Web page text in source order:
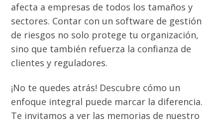
afecta a empresas de todos los tamaños y
sectores. Contar con un software de gestión
de riesgos no solo protege tu organización,
sino que también refuerza la confianza de
clientes y reguladores.
¡No te quedes atrás! Descubre cómo un
enfoque integral puede marcar la diferencia.
Te invitamos a ver las memorias de nuestro